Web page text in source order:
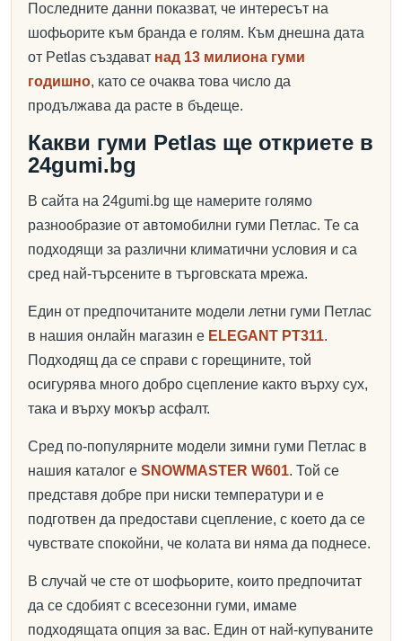
Последните данни показват, че интересът на
шофьорите към бранда е голям. Към днешна дата
от Petlas създават над 13 милиона гуми
годишно, като се очаква това число да
продължава да расте в бъдеще.
Какви гуми Petlas ще откриете в
24gumi.bg
В сайта на 24gumi.bg ще намерите голямо
разнообразие от автомобилни гуми Петлас. Те са
подходящи за различни климатични условия и са
сред най-търсените в търговската мрежа.
Един от предпочитаните модели летни гуми Петлас
в нашия онлайн магазин е ELEGANT PT311.
Подходящ да се справи с горещините, той
осигурява много добро сцепление както върху сух,
така и върху мокър асфалт.
Сред по-популярните модели зимни гуми Петлас в
нашия каталог е SNOWMASTER W601. Той се
представя добре при ниски температури и е
подготвен да предостави сцепление, с което да се
чувствате спокойни, че колата ви няма да поднесе.
В случай че сте от шофьорите, които предпочитат
да се сдобият с всесезонни гуми, имаме
подходящата опция за вас. Един от най-купуваните